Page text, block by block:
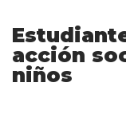
acción
niños